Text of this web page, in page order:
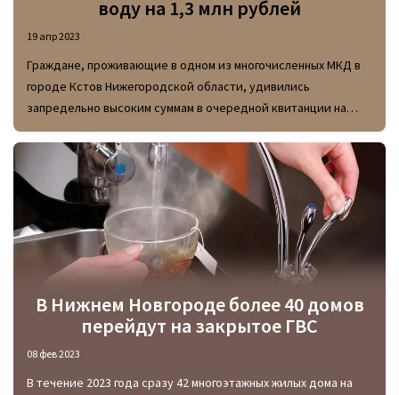
воду на 1,3 млн рублей
19 апр 2023
Граждане, проживающие в одном из многочисленных МКД в
городе Кстов Нижегородской области, удивились
запредельно высоким суммам в очередной квитанции на
оплату горячей воды. Общий размер задолженности перед
ресурсоснабжающей компанией превысил 1,3 млн рублей.
В Нижнем Новгороде более 40 домов
перейдут на закрытое ГВС
08 фев 2023
В течение 2023 года сразу 42 многоэтажных жилых дома на